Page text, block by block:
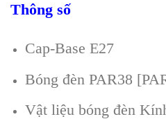
Thông số
Cap-Base E27
Bóng đèn PAR38
Vật liệu bóng đèn